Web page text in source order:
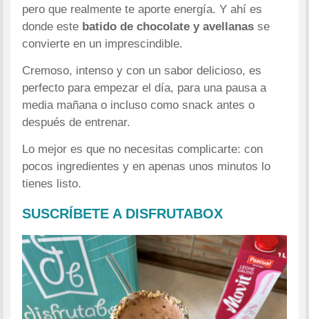
pero que realmente te aporte energía. Y ahí es
donde este batido de chocolate y avellanas se
convierte en un imprescindible.
Cremoso, intenso y con un sabor delicioso, es
perfecto para empezar el día, para una pausa a
media mañana o incluso como snack antes o
después de entrenar.
Lo mejor es que no necesitas complicarte: con
pocos ingredientes y en apenas unos minutos lo
tienes listo.
SUSCRÍBETE A DISFRUTABOX